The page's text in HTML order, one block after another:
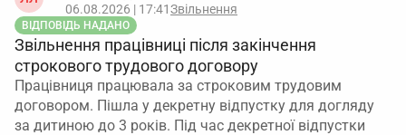
06.08.2026 | 17:41Звільнення
ВІДПОВІДЬ НАДАНО
Звільнення працівниці після закінчення
строкового трудового договору
Працівниця працювала за строковим трудовим
договором. Пішла у декретну відпустку для догляду
за дитиною до 3 років. Під час декретної відпустки